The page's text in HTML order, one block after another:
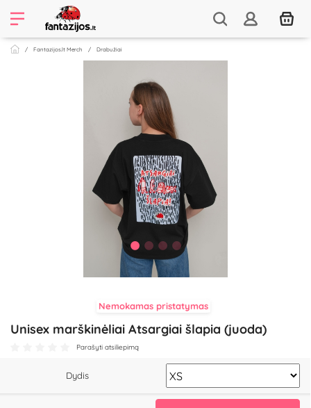
Fantazijos.lt Merch Drabužiai
Nemokamas pristatymas
Unisex marškinėliai Atsargiai šlapia (juoda)
Parašyti atsiliepimą
Dydis